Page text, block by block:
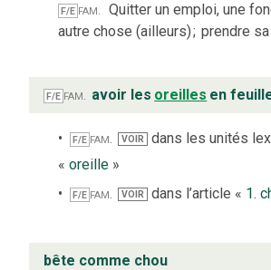
F/E fam. Quitter un emploi, une
autre chose (ailleurs); prendre
F/E fam. avoir les oreilles en
F/E fam. VOIR
dans les unités
« oreille »
F/E fam. VOIR dans l’article « 1.
bête comme chou